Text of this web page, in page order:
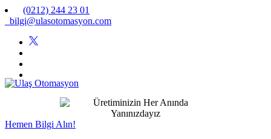
(0212) 244 23 01
bilgi@ulasotomasyon.com
Hemen Bilgi Alın!